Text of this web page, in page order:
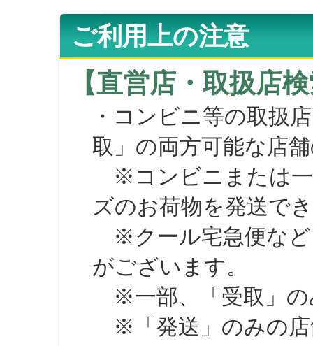
ご利用上の注意
【直営店・取扱店
・コンビニ等の取扱
取」の両方可能な店
※コンビニまたは一
ズのお荷物を発送で
※クール宅急便など
がございます。
※一部、「受取」の
※「発送」のみの店